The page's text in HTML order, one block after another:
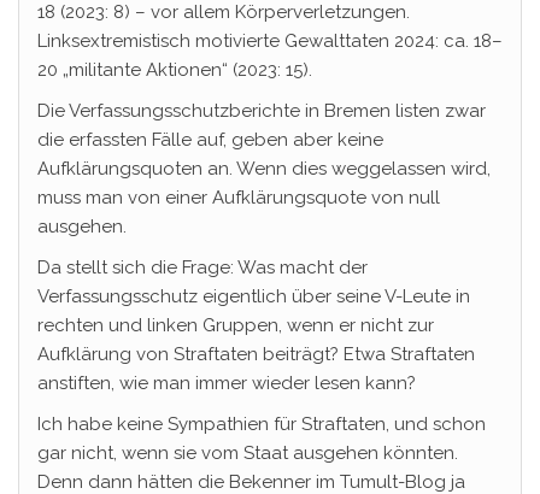
18 (2023: 8) – vor allem Körperverletzungen.
Linksextremistisch motivierte Gewalttaten 2024: ca. 18–
20 „militante Aktionen“ (2023: 15).
Die Verfassungsschutzberichte in Bremen listen zwar
die erfassten Fälle auf, geben aber keine
Aufklärungsquoten an. Wenn dies weggelassen wird,
muss man von einer Aufklärungsquote von null
ausgehen.
Da stellt sich die Frage: Was macht der
Verfassungsschutz eigentlich über seine V-Leute in
rechten und linken Gruppen, wenn er nicht zur
Aufklärung von Straftaten beiträgt? Etwa Straftaten
anstiften, wie man immer wieder lesen kann?
Ich habe keine Sympathien für Straftaten, und schon
gar nicht, wenn sie vom Staat ausgehen könnten.
Denn dann hätten die Bekenner im Tumult-Blog ja